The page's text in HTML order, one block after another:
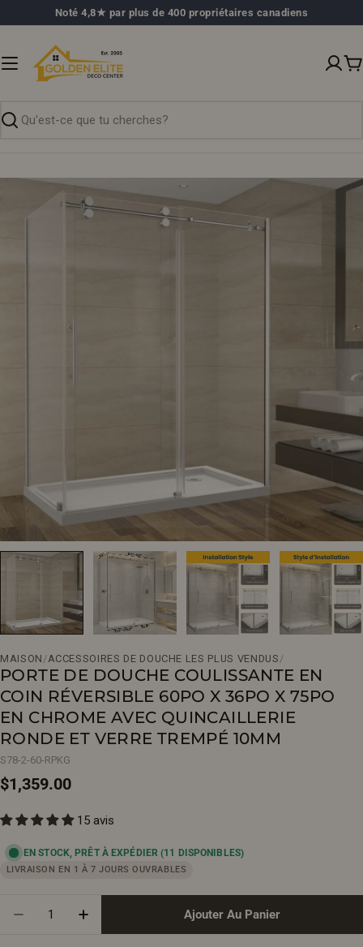
au
Noté 4,8★ par plus de 400 propriétaires canadiens
Recherche
MAISON /ACCESSOIRES DE DOUCHE LES PLUS VENDUS /
PORTE DE DOUCHE COULISSANTE EN
COIN RÉVERSIBLE 60PO X 36PO X 75PO
EN CHROME AVEC QUINCAILLERIE
RONDE ET VERRE TREMPÉ 10MM
S78-2-60-RPKG
Prix
régulier
$1,359.00
15 avis
EN STOCK, PRÊT À EXPÉDIER (11 DISPONIBLES)
LIVRAISON EN 1 À 7 JOURS OUVRABLES
Diminuer La Quantité Pour Porte De Douche
Augmenter La Quantité Pour Porte De
Ajouter Au Panier